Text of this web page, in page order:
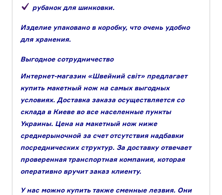
рубанок для шинковки.
Изделие упаковано в коробку, что очень удобно
для хранения.
Выгодное сотрудничество
Интернет-магазин «Швейний світ» предлагает
купить макетный нож на самых выгодных
условиях. Доставка заказа осуществляется со
склада в Киеве во все населенные пункты
Украины. Цена на макетный нож ниже
среднерыночной за счет отсутствия надбавки
посреднических структур. За доставку отвечает
проверенная транспортная компания, которая
оперативно вручит заказ клиенту.
У нас можно купить также сменные лезвия. Они